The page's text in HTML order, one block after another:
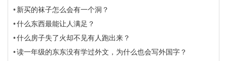
新买的袜子怎么会有一个洞？
什么东西最能让人满足？
什么房子失了火却不见有人跑出来？
读一年级的东东没有学过外文，为什么也会写外国字？